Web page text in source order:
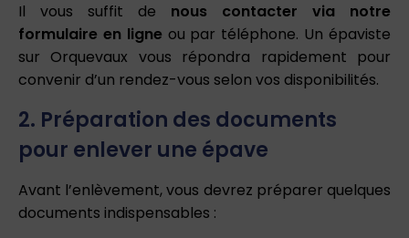
Il vous suffit de nous contacter via notre
formulaire en ligne ou par téléphone. Un épaviste
sur Orquevaux vous répondra rapidement pour
convenir d’un rendez-vous selon vos disponibilités.
2. Préparation des documents
pour enlever une épave
Avant l’enlèvement, vous devrez préparer quelques
documents indispensables :